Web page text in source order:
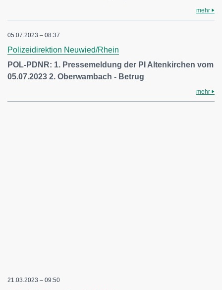
mehr
05.07.2023 – 08:37
Polizeidirektion Neuwied/Rhein
POL-PDNR: 1. Pressemeldung der PI Altenkirchen vom
05.07.2023 2. Oberwambach - Betrug
mehr
21.03.2023 – 09:50